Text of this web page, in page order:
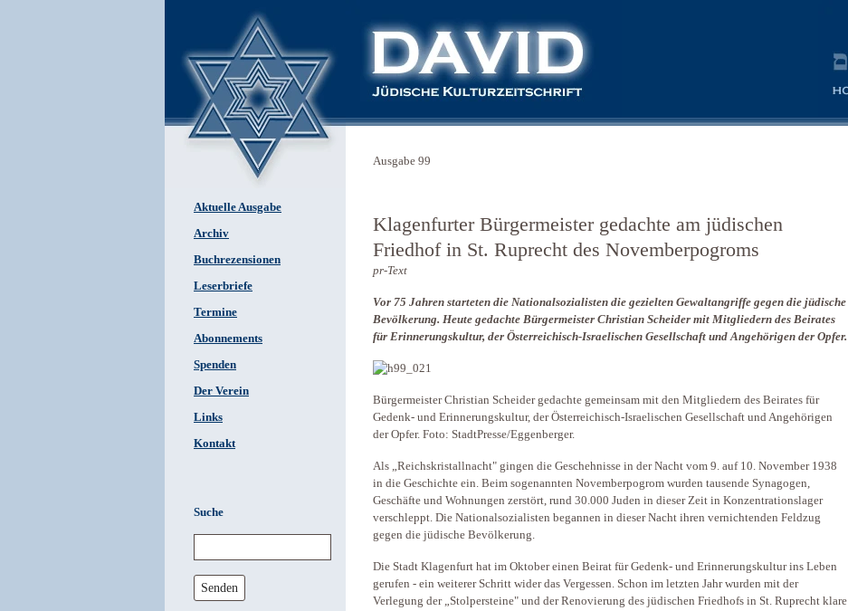
Aktuelle Ausgabe
Archiv
Buchrezensionen
Leserbriefe
Termine
Abonnements
Spenden
Der Verein
Links
Kontakt
Suche
Senden
Ausgabe 99
Klagenfurter Bürgermeister gedachte am jüdischen
Friedhof in St. Ruprecht des Novemberpogroms
pr-Text
Vor 75 Jahren starteten die Nationalsozialisten die gezielten Gewaltangriffe gegen die jüdische
Bevölkerung. Heute gedachte Bürgermeister Christian Scheider mit Mitgliedern des Beirates
für Erinnerungskultur, der Österreichisch-Israelischen Gesellschaft und Angehörigen der Opfer.
Bürgermeister Christian Scheider gedachte gemeinsam mit den Mitgliedern des Beirates für
Gedenk- und Erinnerungskultur, der Österreichisch-Israelischen Gesellschaft und Angehörigen
der Opfer. Foto: StadtPresse/Eggenberger.
Als „Reichskristallnacht" gingen die Geschehnisse in der Nacht vom 9. auf 10. November 1938
in die Geschichte ein. Beim sogenannten Novemberpogrom wurden tausende Synagogen,
Geschäfte und Wohnungen zerstört, rund 30.000 Juden in dieser Zeit in Konzentrationslager
verschleppt. Die Nationalsozialisten begannen in dieser Nacht ihren vernichtenden Feldzug
gegen die jüdische Bevölkerung.
Die Stadt Klagenfurt hat im Oktober einen Beirat für Gedenk- und Erinnerungskultur ins Leben
gerufen - ein weiterer Schritt wider das Vergessen. Schon im letzten Jahr wurden mit der
Verlegung der „Stolpersteine" und der Renovierung des jüdischen Friedhofs in St. Ruprecht klare